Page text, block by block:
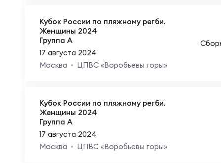
Кубок России по пляжному регби.
Женщины 2024
Группа A
17 августа 2024
Москва
ЦПВС «Воробьевы горы»
Кубок России по пляжному регби.
Женщины 2024
Группа A
17 августа 2024
Москва
ЦПВС «Воробьевы горы»